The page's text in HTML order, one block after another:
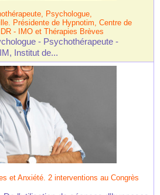
Psychologue,
Présidente de Hypnotim, Centre de
- IMO et Thérapies Brèves
- Psychothérapeute -
Institut de...
et Anxiété. 2 interventions au Congrès